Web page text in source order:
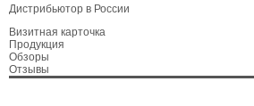
Дистрибьютор в России
Визитная карточка
Продукция
Обзоры
Отзывы